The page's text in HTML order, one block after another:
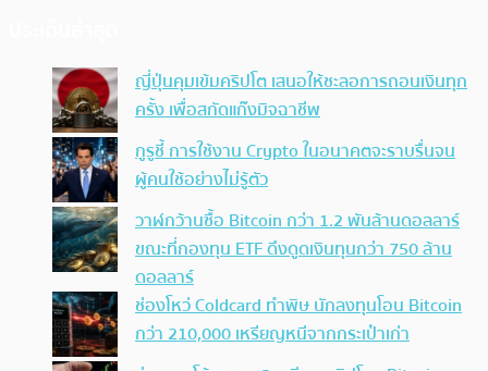
ญี่ปุ่นคุมเข้มคริปโต เสนอให้ชะลอการถอนเงินทุก
ครั้ง เพื่อสกัดแก๊งมิจฉาชีพ
กูรูชี้ การใช้งาน Crypto ในอนาคตจะราบรื่นจน
ผู้คนใช้อย่างไม่รู้ตัว
วาฬกว้านซื้อ Bitcoin กว่า 1.2 พันล้านดอลลาร์
ขณะที่กองทุน ETF ดึงดูดเงินทุนกว่า 750 ล้าน
ดอลลาร์
ช่องโหว่ Coldcard ทำพิษ นักลงทุนโอน Bitcoin
กว่า 210,000 เหรียญหนีจากกระเป๋าเก่า